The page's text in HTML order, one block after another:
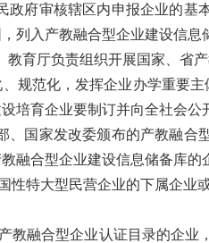
政府审核辖区内申报企业的
列入产教融合型企业建设信息
教育厅负责组织开展国家、省
规范化，发挥企业办学重要
培育企业要制订并向全社会
、国家发改委颁布的产教融
融合型企业建设信息储备库
性特大型民营企业的下属企业
教融合型企业认证目录的企业